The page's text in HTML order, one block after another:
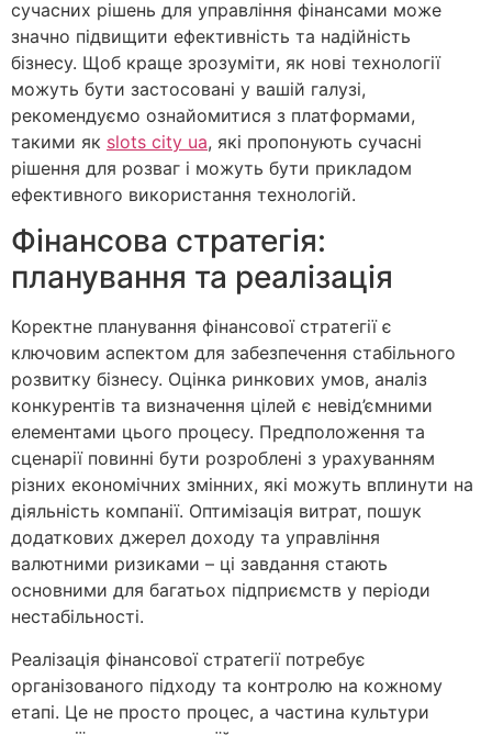
сучасних рішень для управління фінансами може
значно підвищити ефективність та надійність
бізнесу. Щоб краще зрозуміти, як нові технології
можуть бути застосовані у вашій галузі,
рекомендуємо ознайомитися з платформами,
такими як slots city ua, які пропонують сучасні
рішення для розваг і можуть бути прикладом
ефективного використання технологій.
Фінансова стратегія:
планування та реалізація
Коректне планування фінансової стратегії є
ключовим аспектом для забезпечення стабільного
розвитку бізнесу. Оцінка ринкових умов, аналіз
конкурентів та визначення цілей є невід’ємними
елементами цього процесу. Предположення та
сценарії повинні бути розроблені з урахуванням
різних економічних змінних, які можуть вплинути на
діяльність компанії. Оптимізація витрат, пошук
додаткових джерел доходу та управління
валютними ризиками – ці завдання стають
основними для багатьох підприємств у періоди
нестабільності.
Реалізація фінансової стратегії потребує
організованого підходу та контролю на кожному
етапі. Це не просто процес, а частина культури